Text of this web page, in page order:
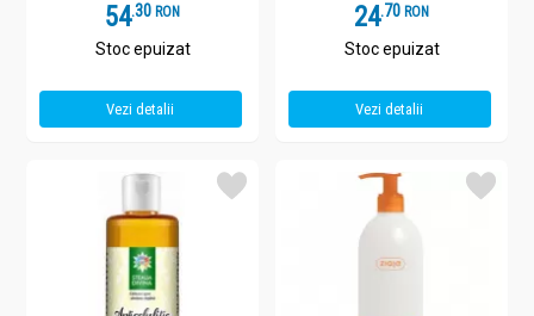
54.3 RON
Stoc epuizat
Vezi detalii
24.7 RON
Stoc epuizat
Vezi detalii